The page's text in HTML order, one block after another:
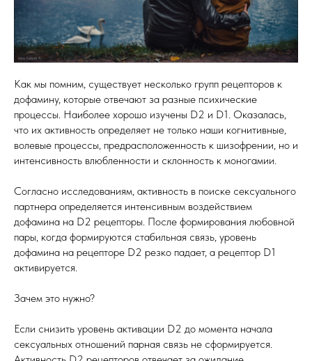
Как мы помним, существует несколько групп рецепторов к
дофамину, которые отвечают за разные психические
процессы. Наиболее хорошо изучены D2 и D1. Оказалась,
что их активность определяет не только наши когнитивные,
волевые процессы, предрасположенность к шизофрении, но и
интенсивность влюбленности и склонность к моногамии.
Согласно исследованиям, активность в поиске сексуального
партнера определяется интенсивным воздействием
дофамина на D2 рецепторы. После формирования любовной
пары, когда формируются стабильная связь, уровень
дофамина на рецепторе D2 резко падает, а рецептор D1
активируется.
Зачем это нужно?
Если снизить уровень активации D2 до момента начала
сексуальных отношений парная связь не сформируется.